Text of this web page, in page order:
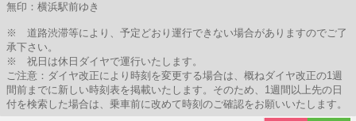
無印：横浜駅前ゆき
※ 道路渋滞等により、予定どおり運行できない場合がありますのでご了
承下さい。
※ 祝日は休日ダイヤで運行いたします。
ご注意：ダイヤ改正により時刻を変更する場合は、概ねダイヤ改正の1週
間前までに新しい時刻表を掲載いたします。そのため、1週間以上先の日
付を検索した場合は、乗車前に改めて時刻のご確認をお願いいたします。